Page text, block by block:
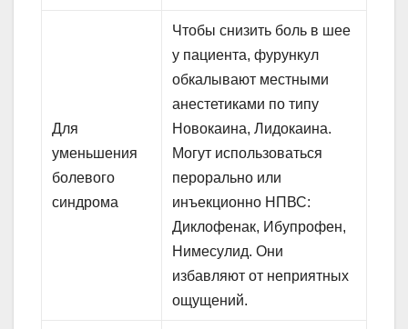
Для
уменьшения
болевого
синдрома
Чтобы снизить боль в шее
у пациента, фурункул
обкалывают местными
анестетиками по типу
Новокаина, Лидокаина.
Могут использоваться
перорально или
инъекционно НПВС:
Диклофенак, Ибупрофен,
Нимесулид. Они
избавляют от неприятных
ощущений.